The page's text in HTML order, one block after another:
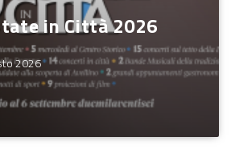
in Città 2026
2026